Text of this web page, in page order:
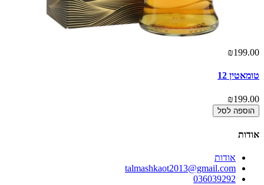
₪199.00
טומאטין 12
₪199.00
הוספה לסל
אודות
אודות
talmashkaot2013@gmail.com
036039292